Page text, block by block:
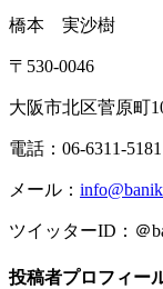
橋本 実沙樹
〒530-0046
大阪市北区菅原町
電話：06-6311-5181
メール：
ツイッターID：＠
投稿者プロフィー